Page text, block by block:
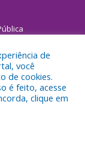
Municipal de
de
você
de cookies.
é feito, acesse
clique em